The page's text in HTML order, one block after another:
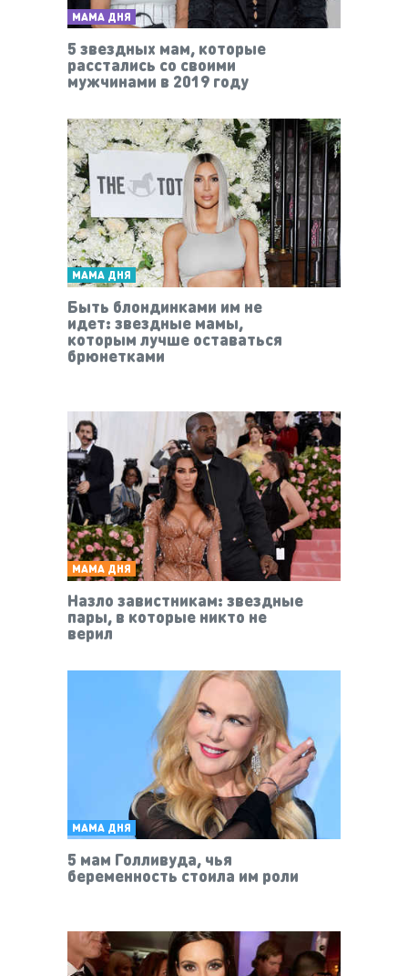
МАМА ДНЯ
5 звездных мам, которые
расстались со своими
мужчинами в 2019 году
МАМА ДНЯ
Быть блондинками им не
идет: звездные мамы,
которым лучше оставаться
брюнетками
МАМА ДНЯ
Назло завистникам: звездные
пары, в которые никто не
верил
МАМА ДНЯ
5 мам Голливуда, чья
беременность стоила им роли